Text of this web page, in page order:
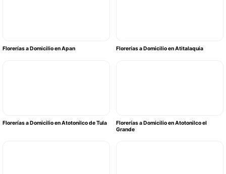
Florerías a Domicilio en Apan Florerías a Domicilio en Atitalaquia
Florerías a Domicilio en Atotonilco de Tula
Florerías a Domicilio en Atotonilco el
Grande